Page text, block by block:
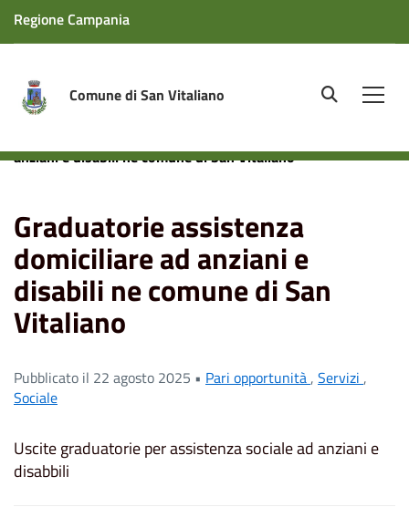
Regione Campania
Comune di San Vitaliano site.searc
anziani e disabili ne comune di San Vitaliano
Graduatorie assistenza
domiciliare ad anziani e
disabili ne comune di San
Vitaliano
Pubblicato il 22 agosto 2025 • Pari opportunità, Servizi ,
Sociale
Uscite graduatorie per assistenza sociale ad anziani e
disabbili